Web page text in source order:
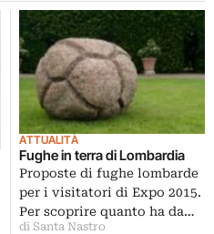
ATTUALITÀ
Fughe in terra di Lombardia
Proposte di fughe lombarde
per i visitatori di Expo 2015.
Per scoprire quanto ha da…
di Santa Nastro